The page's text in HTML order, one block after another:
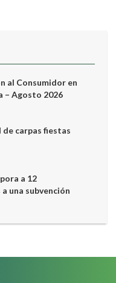
al Consumidor en
– Agosto 2026
carpas fiestas
a 12
una subvención